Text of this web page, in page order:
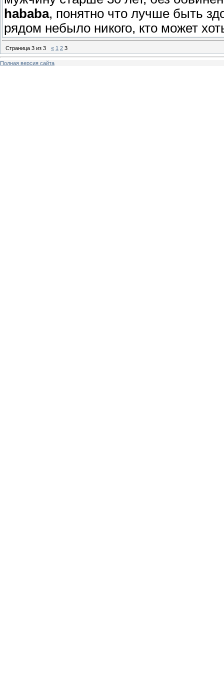
hababa, понятно что лучше быть
рядом небыло никого, кто может
Страница 3 из 3 « 1 2 3
Полная версия сайта